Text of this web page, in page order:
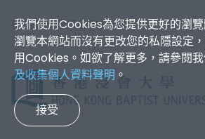
我們使用Cookies為您提供更好的瀏
瀏覽本網站而沒有更改您的私隱設定
用Cookies。如欲了解更多，請參閱
及收集個人資料聲明 。
接受
香港浸會大學 版權所有 © 2026